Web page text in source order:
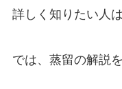
詳しく知りたい人は
では、蒸留の解説